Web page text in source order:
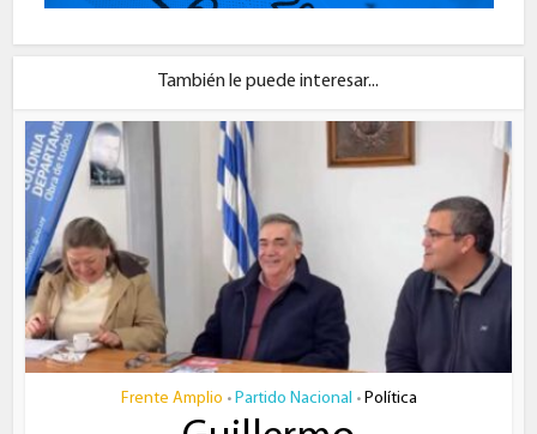
También le puede interesar...
Frente Amplio • Partido Nacional • Política